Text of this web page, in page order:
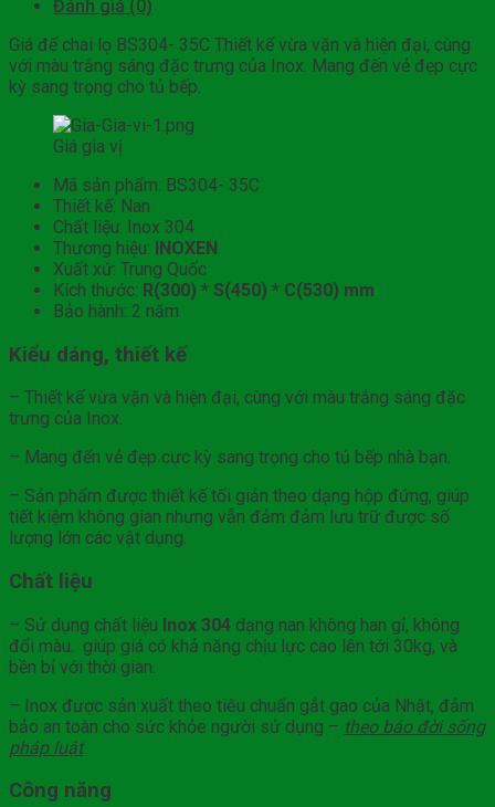
Đánh giá (0)
Giá để chai lọ BS304- 35C Thiết kế vừa vặn và hiện đại, cùng
với màu trắng sáng đặc trưng của Inox. Mang đến vẻ đẹp cực
kỳ sang trọng cho tủ bếp.
Giá gia vị
Mã sản phẩm: BS304- 35C
Thiết kế: Nan
Chất liệu: Inox 304
Thương hiệu: INOXEN
Xuất xứ: Trung Quốc
Kích thước: R(300) * S(450) * C(530) mm
Bảo hành: 2 năm
Kiểu dáng, thiết kế
– Thiết kế vừa vặn và hiện đại, cùng với màu trắng sáng đặc
trưng của Inox.
– Mang đến vẻ đẹp cực kỳ sang trọng cho tủ bếp nhà bạn.
– Sản phẩm được thiết kế tối giản theo dạng hộp đứng, giúp
tiết kiệm không gian nhưng vẫn đảm đảm lưu trữ được số
lượng lớn các vật dụng.
Chất liệu
– Sử dụng chất liệu Inox 304 dạng nan không han gỉ, không
đổi màu. giúp giá có khả năng chịu lực cao lên tới 30kg, và
bền bỉ với thời gian.
– Inox được sản xuất theo tiêu chuẩn gắt gao của Nhật, đảm
bảo an toàn cho sức khỏe người sử dụng – theo báo đời sống
pháp luật
Công năng